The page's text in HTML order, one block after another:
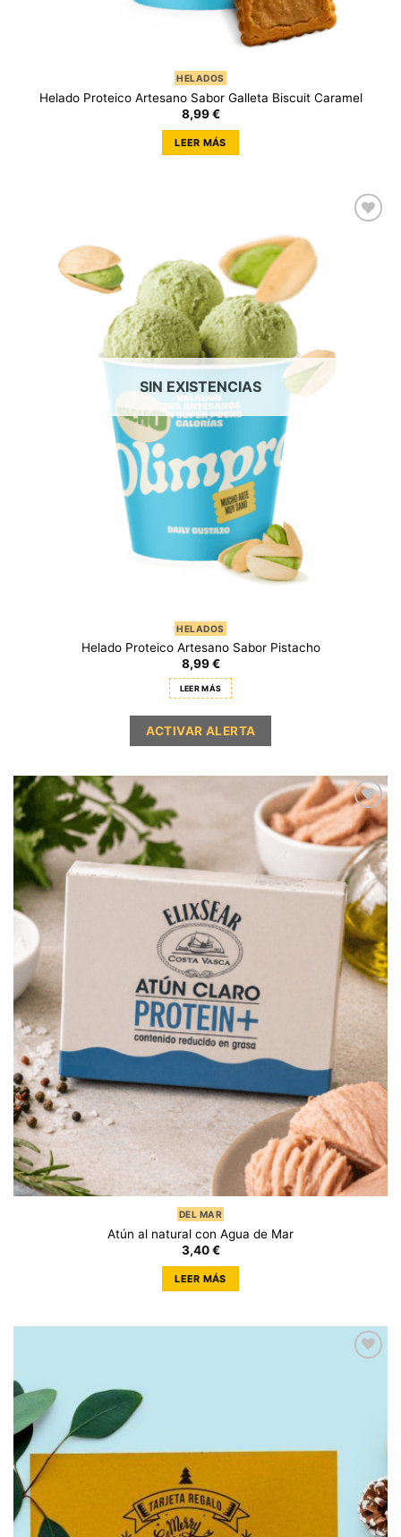
HELADOS
Helado Proteico Artesano Sabor Galleta Biscuit Caramel
8,99€
LEER MÁS
SIN EXISTENCIAS
HELADOS
Helado Proteico Artesano Sabor Pistacho
8,99€
LEER MÁS
DEL MAR
Atún al natural con Agua de Mar
3,40€
LEER MÁS